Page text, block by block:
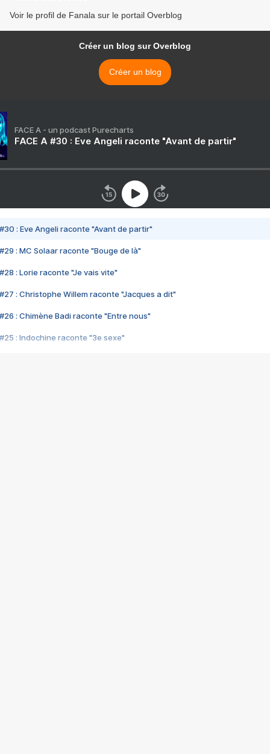
Voir le profil de Fanala sur le portail Overblog
Créer un blog sur Overblog
Créer un blog
FACE A - un podcast Purecharts
FACE A #30 : Eve Angeli raconte "Avant de partir"
#30 : Eve Angeli raconte "Avant de partir"
#29 : MC Solaar raconte "Bouge de là"
#28 : Lorie raconte "Je vais vite"
#27 : Christophe Willem raconte "Jacques a dit"
#26 : Chimène Badi raconte "Entre nous"
#25 : Indochine raconte "3e sexe"